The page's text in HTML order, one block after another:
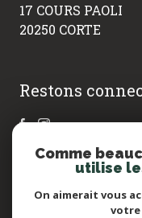
17 COURS PAOLI
20250 CORTE
Restons
Comme
utilise
On aimerait vous
votre